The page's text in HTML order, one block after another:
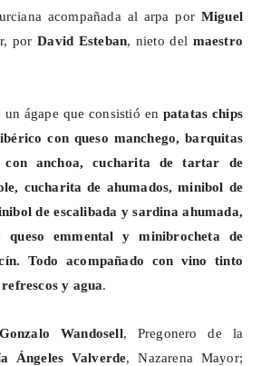
acompañada al arpa por Miguel
porDavid Esteban, nieto del maestro
ágape que consistió en patatas chips
con queso manchego, barquitas
con anchoa, cucharita de tartar de
cucharita de ahumados,minibol de
deescalibada y sardina ahumada,
emmental y minibrocheta de
Todo acompañado con vino tinto
y agua.
Gonzalo Wandosell, Pregonero de la
Ángeles Valverde, Nazarena Mayor;